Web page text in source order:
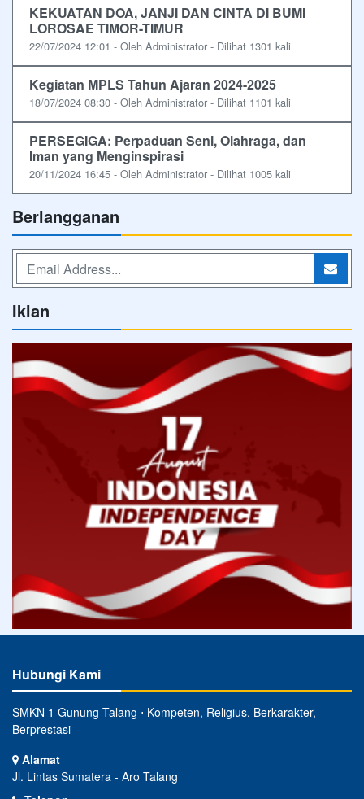
KEKUATAN DOA, JANJI DAN CINTA DI BUMI
LOROSAE TIMOR-TIMUR
22/07/2024 12:01 - Oleh Administrator - Dilihat 1301 kali
Kegiatan MPLS Tahun Ajaran 2024-2025
18/07/2024 08:30 - Oleh Administrator - Dilihat 1101 kali
PERSEGIGA: Perpaduan Seni, Olahraga, dan
Iman yang Menginspirasi
20/11/2024 16:45 - Oleh Administrator - Dilihat 1005 kali
Berlangganan
Iklan
Hubungi Kami
SMKN 1 Gunung Talang ⋅ Kompeten, Religius, Berkarakter,
Berprestasi
Alamat
Jl. Lintas Sumatera - Aro Talang